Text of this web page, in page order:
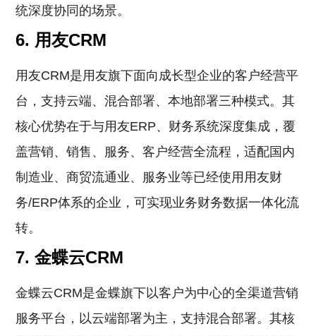
统深度协同的场景。
6. 用友CRM
用友CRM是用友旗下面向成长型企业的客户经营平
台，支持云端、混合部署、本地部署三种模式。其
核心优势在于与用友ERP、财务系统深度集成，覆
盖营销、销售、服务、客户经营全流程，适配国内
制造业、商贸流通业、服务业等已经使用用友财
务/ERP体系的企业，可实现业务财务数据一体化流
转。
7. 金蝶云CRM
金蝶云CRM是金蝶旗下以客户为中心的全渠道营销
服务平台，以云端部署为主，支持混合部署。其核